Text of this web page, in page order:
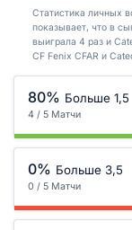
Статистика личных
показывает, что в
выиграла 4 раз и
CF Fenix CFAR и
80% Больше 1,5
4 / 5 Матчи
0% Больше 3,5
0 / 5 Матчи